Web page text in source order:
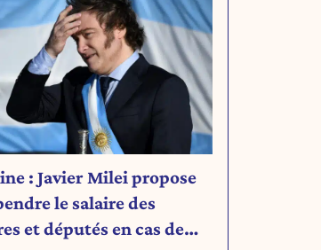
: Javier Milei propose
le salaire des
et députés en cas de